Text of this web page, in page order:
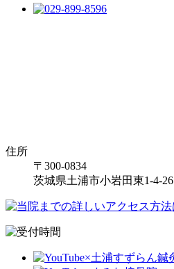
住所
〒300-0834
茨城県土浦市小岩田東1-4-26